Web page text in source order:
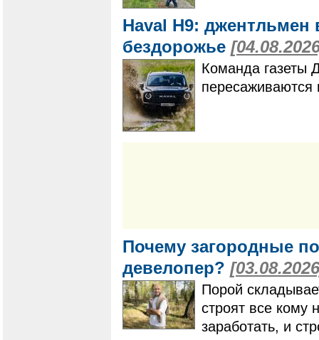
Haval H9:
бездорожье
Команда газеты
пересаживаются
Почему загородные
девелопер?
Порой
строят все
заработать, и